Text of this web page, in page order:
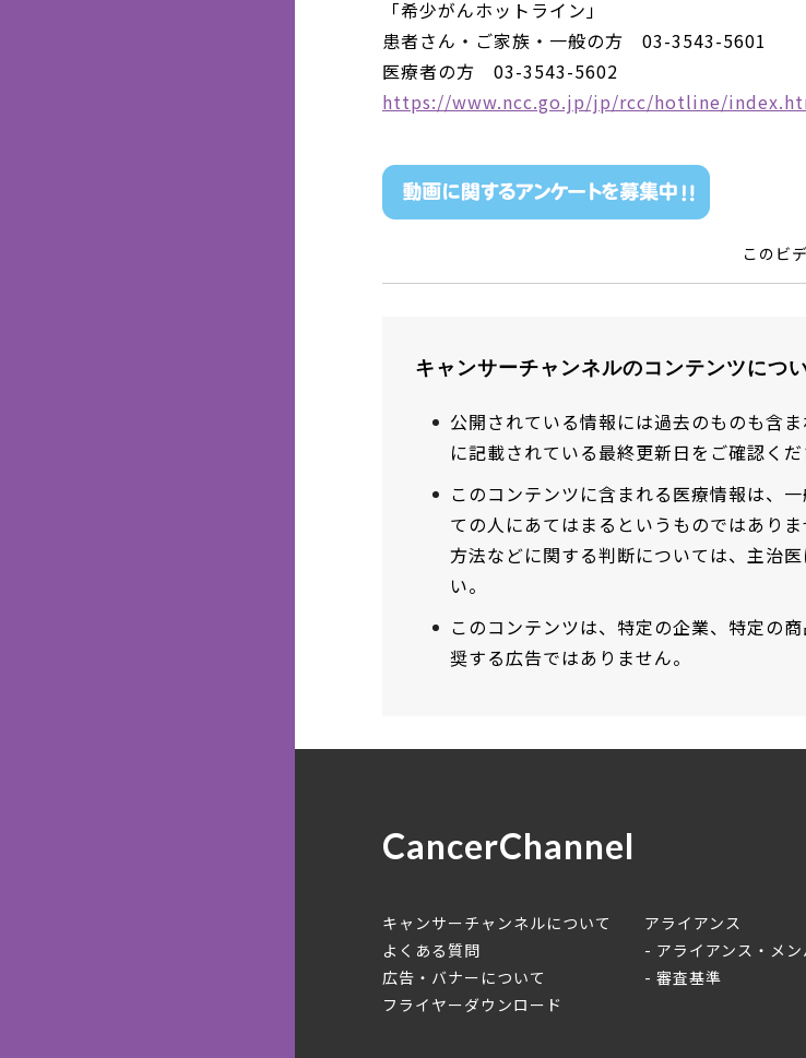
「希少がんホットライン」
患者さん・ご家族・一般の方 03-3543-5601
医療者の方 03-3543-5602
https://www.ncc.go.jp/jp/rcc/hotline/
このビ
キャンサーチャンネルのコンテンツにつ
公開されている情報には過去のものも含
に記載されている最終更新日をご確認くだ
このコンテンツに含まれる医療情報は、
ての人にあてはまるというものではありま
方法などに関する判断については、主治
い。
このコンテンツは、特定の企業、特定の
奨する広告ではありません。
CancerChannel
キャンサーチャンネルについて
よくある質問
広告・バナーについて
フライヤーダウンロード
アライアンス
アライアンス・メ
審査基準